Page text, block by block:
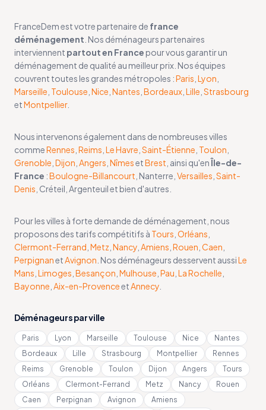
FranceDem est votre partenaire de france
déménagement . Nos déménageurs partenaires
interviennent partout en France pour vous garantir un
déménagement de qualité au meilleur prix. Nos équipes
couvrent toutes les grandes métropoles :Paris Lyon
Marseille Toulouse Nice Nantes Bordeaux Lille Strasbourg
etMontpellier.
Nous intervenons également dans de nombreuses villes
commeRennes Reims Le Havre Saint-Étienne Toulon
Grenoble Dijon Angers NîmesetBrest , ainsi qu'enÎle-de-
France :Boulogne-Billancourt , Nanterre, Versailles Saint-
Denis , Créteil, Argenteuil et bien d'autres.
Pour les villes à forte demande de déménagement, nous
proposons des tarifs compétitifs à Tours Orléans
Clermont-Ferrand Metz Nancy Amiens Rouen Caen
PerpignanetAvignon . Nos déménageurs desservent aussiLe
Mans Limoges Besançon Mulhouse Pau La Rochelle
Bayonne Aix-en-ProvenceetAnnecy
Déménageurs par ville
Paris Lyon Marseille Toulouse Nice
Nantes
Bordeaux
Lille Strasbourg Montpellier
Rennes
Reims
Grenoble Toulon Dijon Angers
Tours
Orléans
Clermont-Ferrand Metz Nancy
Rouen
Caen
Perpignan Avignon
Amiens